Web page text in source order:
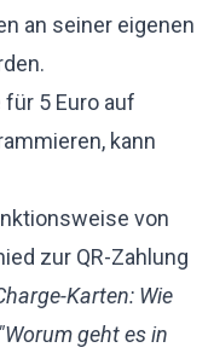
an seiner eigenen
für 5 Euro auf
kann
von
zur QR-Zahlung
Karten: Wie
"Worum geht es in